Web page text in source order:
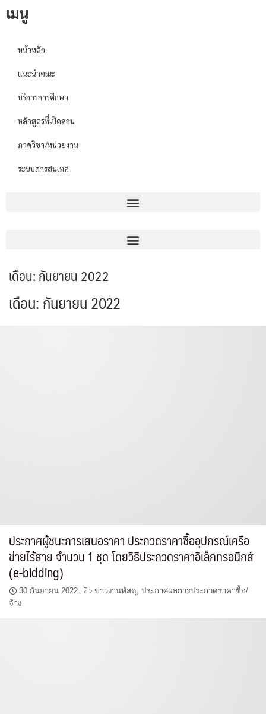
เมนู
หน้าหลัก
แนะนำคณะ
บริการการศึกษา
หลักสูตรที่เปิดสอน
ภาควิชา/หน่วยงาน
ระบบสารสนเทศ
เดือน:กันยายน 2022
เดือน:กันยายน 2022
ประกาศผู้ชนะการเสนอราคา ประกวดราคาซื้ออุปกรณ์เครือ
ข่ายไร้สาย จำนวน 1 ชุด โดยวิธีประกวดราคาอิเล็กทรอนิกส์
(e-bidding)
30 กันยายน 2022 ข่าวงานพัสดุ, ประกาศผลการประกวดราคาซื้อ/
จ้าง